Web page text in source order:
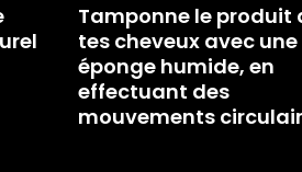
Tamponne le produit
tes cheveux avec une
éponge humide, en
effectuant des
mouvements